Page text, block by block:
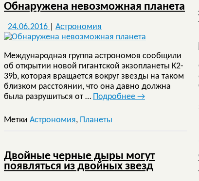
Обнаружена невозможная планета
24.06.2016 Астрономия
Международная группа астрономов сообщили
об открытии новой гигантской экзопланеты K2-
39b, которая вращается вокруг звезды на таком
близком расстоянии, что она давно должна
была разрушиться от … Подробнее →
Метки Астрономия, Планеты
Двойные черные дыры могут
появляться из двойных звезд